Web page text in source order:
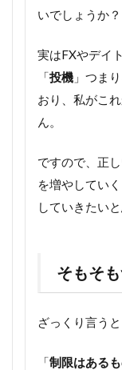
いでしょうか？
実はFXやデイ
「投機 」つま
おり、私がこ
ん。
ですので、正
を増やしてい
していきたいと
そもそ
ざっくり言うと
「制限はある